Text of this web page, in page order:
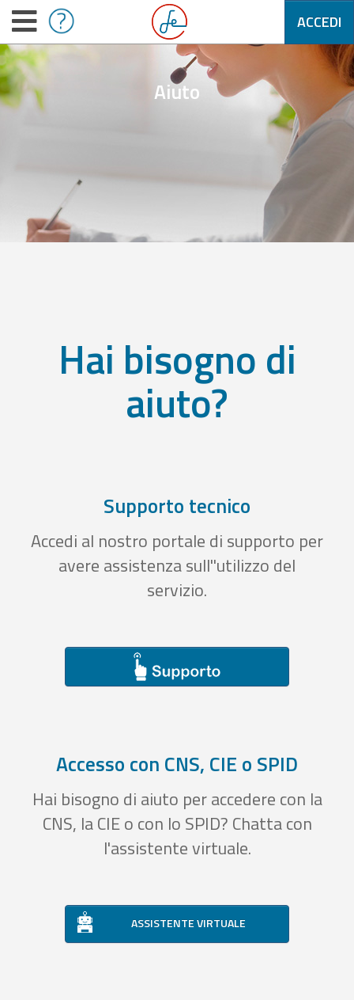
ACCEDI
Aiuto
Hai bisogno di
aiuto?
Supporto tecnico
Accedi al nostro portale di supporto per
avere assistenza sull''utilizzo del
servizio.
Accesso con CNS, CIE o SPID
Hai bisogno di aiuto per accedere con la
CNS, la CIE o con lo SPID? Chatta con
l'assistente virtuale.
ASSISTENTE VIRTUALE